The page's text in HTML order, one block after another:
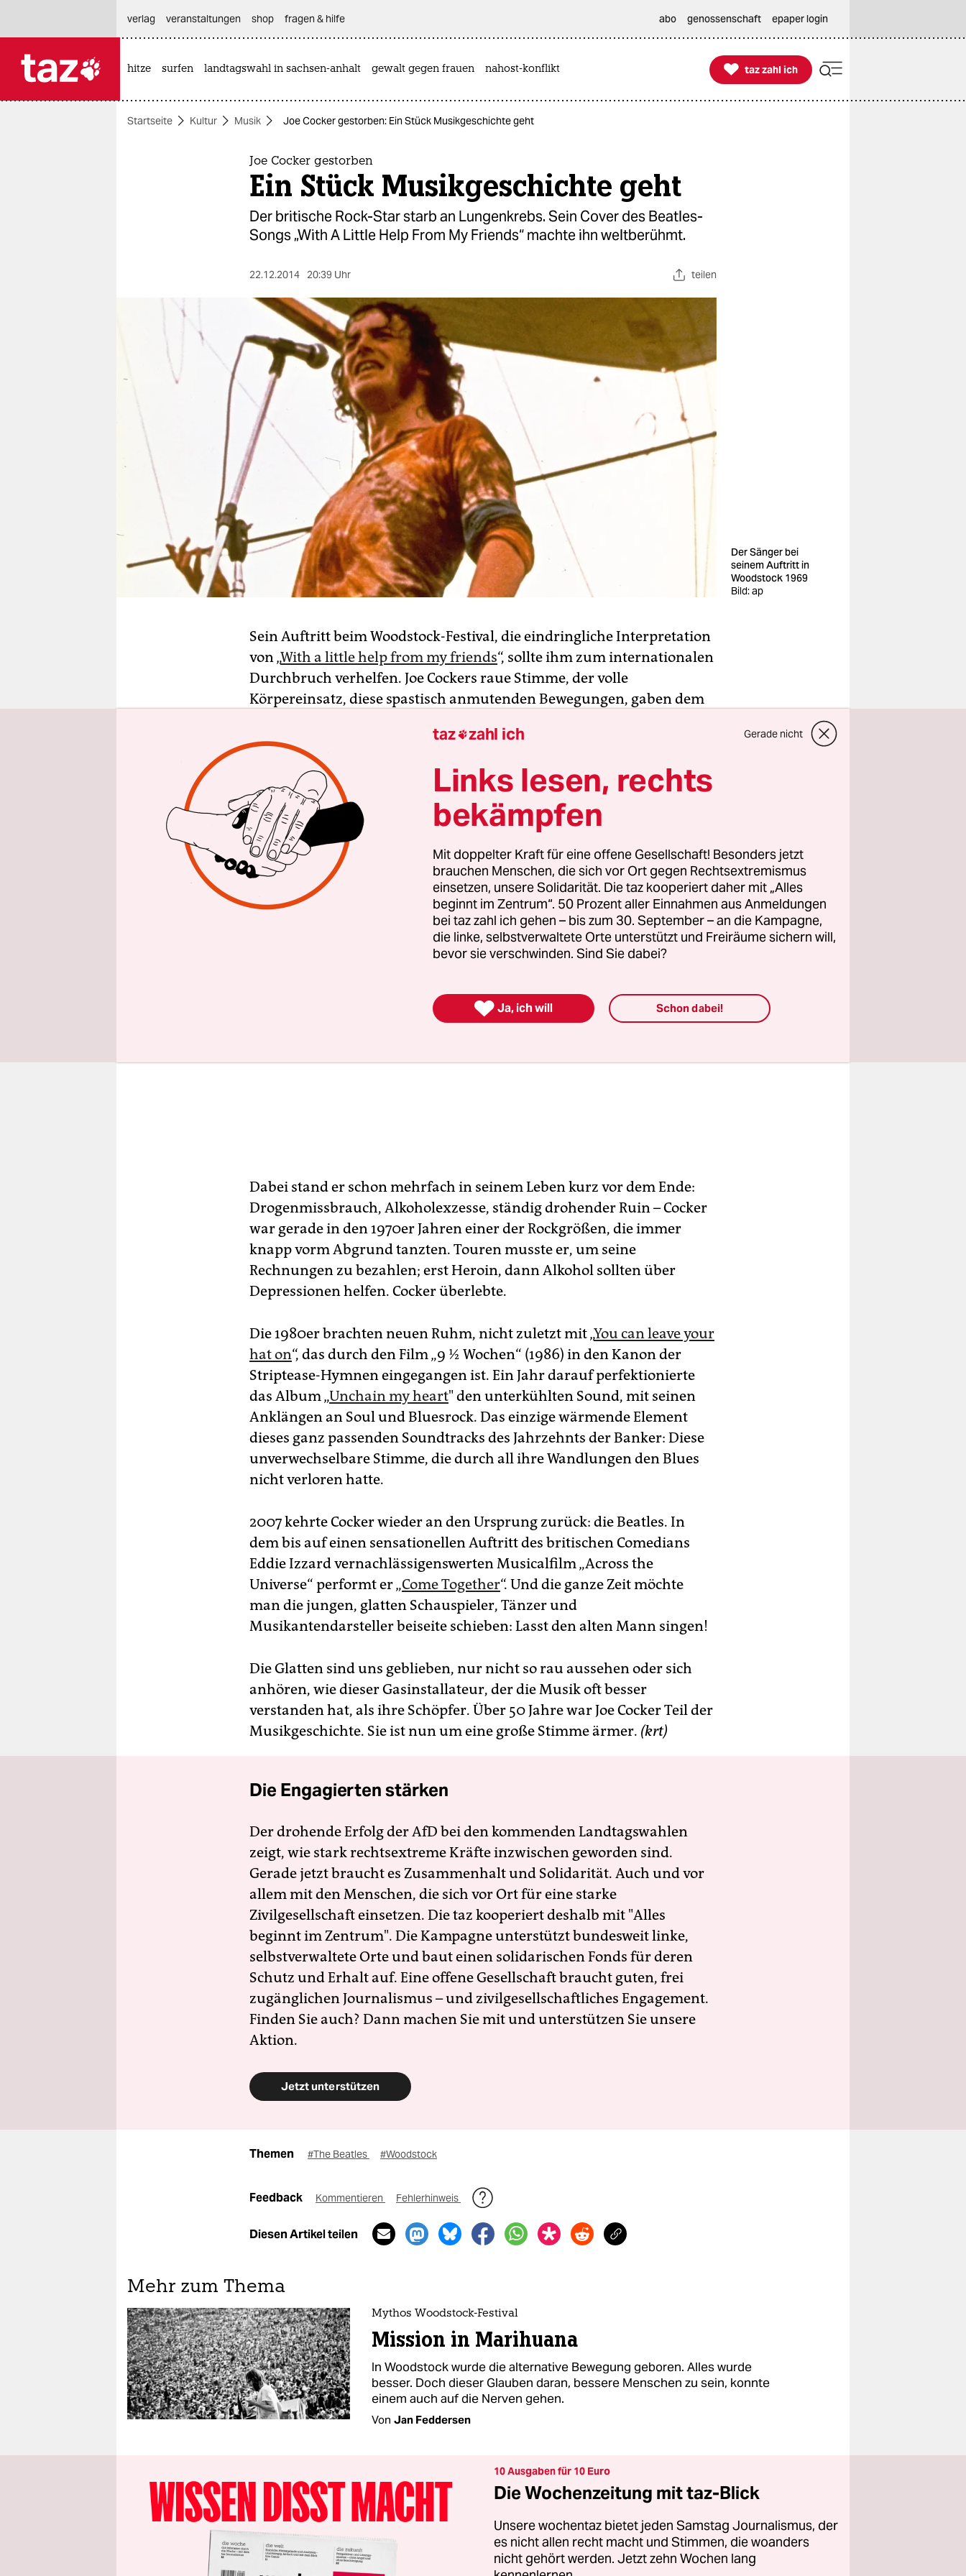
themen
wahrheit
verlag
verlag
veranstaltungen
fragen & hilfe
unterstützen
verlag
veranstaltungen shop fragen & hilfe abo genossenschaft epaper login
hitze surfen landtagswahl in sachsen-anhalt gewalt gegen frauen nahost-konflikt 
taz zahl ich
taz zahl ich
Startseite Kultur Musik Joe Cocker gestorben: Ein Stück Musikgeschichte geht
Joe Cocker gestorben
Ein Stück Musikgeschichte geht
Der britische Rock-Star starb an Lungenkrebs. Sein Cover des Beatles-
Songs „With A Little Help From My Friends“ machte ihn weltberühmt.
22.12.2014 20:39 Uhr teilen
Der Sänger bei
seinem Auftritt in
Woodstock 1969
Bild: ap
Sein Auftritt beim Woodstock-Festival, die eindringliche Interpretation
von „With a little help from my friends“, sollte ihm zum internationalen
Durchbruch verhelfen. Joe Cockers raue Stimme, der volle
Körpereinsatz, diese spastisch anmutenden Bewegungen, gaben dem
nie erreichte.
Der gelernte Gasinstallateur, dessen rasender, später oft sanftmütig
kratzige Gesang noch jedem durchgenudelten Cover ganz
unerwartetes Leben einhauchen konnte, ist in der Nacht zum Montag
im Alter von 70 Jahren gestorben. Lungenkrebs hatte den mit seiner
Frau auf einer Ranch in Colorado lebenden Musiker endgültig zum
Verstummen gebracht.
Dabei stand er schon mehrfach in seinem Leben kurz vor dem Ende:
Drogenmissbrauch, Alkoholexzesse, ständig drohender Ruin – Cocker
war gerade in den 1970er Jahren einer der Rockgrößen, die immer
knapp vorm Abgrund tanzten. Touren musste er, um seine
Rechnungen zu bezahlen; erst Heroin, dann Alkohol sollten über
Depressionen helfen. Cocker überlebte.
Die 1980er brachten neuen Ruhm, nicht zuletzt mit „You can leave your
hat on“, das durch den Film „9 ½ Wochen“ (1986) in den Kanon der
Striptease-Hymnen eingegangen ist. Ein Jahr darauf perfektionierte
das Album „Unchain my heart" den unterkühlten Sound, mit seinen
Anklängen an Soul und Bluesrock. Das einzige wärmende Element
dieses ganz passenden Soundtracks des Jahrzehnts der Banker: Diese
unverwechselbare Stimme, die durch all ihre Wandlungen den Blues
nicht verloren hatte.
2007 kehrte Cocker wieder an den Ursprung zurück: die Beatles. In
dem bis auf einen sensationellen Auftritt des britischen Comedians
Eddie Izzard vernachlässigenswerten Musicalfilm „Across the
Universe“ performt er „Come Together“. Und die ganze Zeit möchte
man die jungen, glatten Schauspieler, Tänzer und
Musikantendarsteller beiseite schieben: Lasst den alten Mann singen!
Die Glatten sind uns geblieben, nur nicht so rau aussehen oder sich
anhören, wie dieser Gasinstallateur, der die Musik oft besser
verstanden hat, als ihre Schöpfer. Über 50 Jahre war Joe Cocker Teil der
Musikgeschichte. Sie ist nun um eine große Stimme ärmer. (krt)
Die Engagierten stärken
Der drohende Erfolg der AfD bei den kommenden Landtagswahlen
zeigt, wie stark rechtsextreme Kräfte inzwischen geworden sind.
Gerade jetzt braucht es Zusammenhalt und Solidarität. Auch und vor
allem mit den Menschen, die sich vor Ort für eine starke
Zivilgesellschaft einsetzen. Die taz kooperiert deshalb mit "Alles
beginnt im Zentrum". Die Kampagne unterstützt bundesweit linke,
selbstverwaltete Orte und baut einen solidarischen Fonds für deren
Schutz und Erhalt auf. Eine offene Gesellschaft braucht guten, frei
zugänglichen Journalismus – und zivilgesellschaftliches Engagement.
Finden Sie auch? Dann machen Sie mit und unterstützen Sie unsere
Aktion.
Jetzt unterstützen
Themen #The Beatles #Woodstock
Feedback Kommentieren Fehlerhinweis
Diesen Artikel teilen
Mehr zum Thema
Mythos Woodstock-Festival
Mission in Marihuana
In Woodstock wurde die alternative Bewegung geboren. Alles wurde
besser. Doch dieser Glauben daran, bessere Menschen zu sein, konnte
einem auch auf die Nerven gehen.
Von Jan Feddersen
10 Ausgaben für 10 Euro
Die Wochenzeitung mit taz-Blick
Unsere wochentaz bietet jeden Samstag Journalismus, der
es nicht allen recht macht und Stimmen, die woanders
nicht gehört werden. Jetzt zehn Wochen lang
taz zahl ich Gerade nicht
Links lesen, rechts
bekämpfen
Mit doppelter Kraft für eine offene Gesellschaft! Besonders jetzt
brauchen Menschen, die sich vor Ort gegen Rechtsextremismus
einsetzen, unsere Solidarität. Die taz kooperiert daher mit „Alles
beginnt im Zentrum“. 50 Prozent aller Einnahmen aus Anmeldungen
bei taz zahl ich gehen – bis zum 30. September – an die Kampagne,
die linke, selbstverwaltete Orte unterstützt und Freiräume sichern will,
bevor sie verschwinden. Sind Sie dabei?
 Ja, ich will Schon dabei!